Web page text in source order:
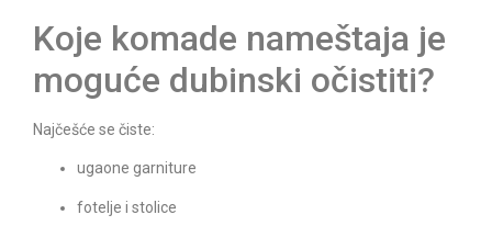
Koje komade nameštaja je
moguće dubinski očistiti?
Najčešće se čiste:
ugaone garniture
fotelje i stolice